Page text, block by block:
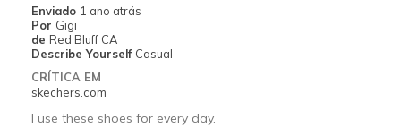
Width
Sizing
Feels true to size
View On Shoes
Enviado 1 ano atrás
Por Gigi
de Red Bluff CA
Describe Yourself Casual
CRÍTICA EM
skechers.com
I use these shoes for every day.